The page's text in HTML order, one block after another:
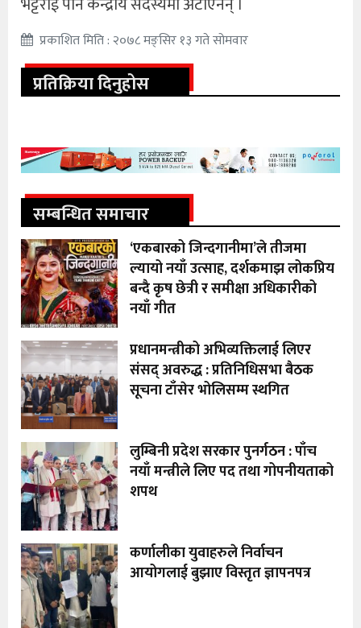
प्रकाशित मिति : २०७८ मङ्सिर १३ गते सोमवार
प्रतिक्रिया दिनुहोस
सम्बन्धित समाचार
‘एकबारको जिन्दगानीमा’ले तीजमा
ल्यायो नयाँ उत्साह, दर्शकमाझ लोकप्रिय
बन्दै कृष छेत्री र समीक्षा अधिकारीको
नयाँ गीत
प्रधानमन्त्रीको अभिव्यक्तिलाई लिएर
संसद् अवरुद्ध : प्रतिनिधिसभा बैठक
सूचना टाँसेर भोलिसम्म स्थगित
लुम्बिनी प्रदेश सरकार पुनर्गठन : पाँच
नयाँ मन्त्रीले लिए पद तथा गोपनीयताको
शपथ
कर्णालीका युवाहरुले निर्वाचन
आयोगलाई बुझाए विस्तृत ज्ञापनपत्र